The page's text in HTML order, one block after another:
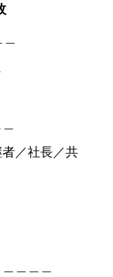
／社長／共
＿＿＿